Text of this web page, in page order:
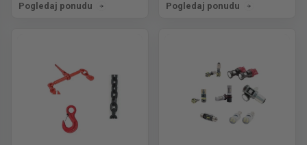
Pogledaj ponudu Pogledaj ponudu